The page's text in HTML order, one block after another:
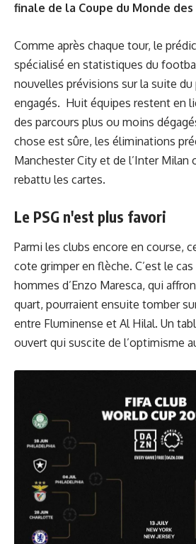
finale de la Coupe du Monde des
Comme après chaque tour, le
spécialisé en statistiques du
nouvelles prévisions sur la suite du
engagés. Huit équipes restent en
des parcours plus ou moins
chose est sûre, les éliminations
Manchester City et de l’Inter
rebattu les cartes.
Le PSG n'est plus favori
Parmi les clubs encore en course,
cote grimper en flèche. C’est le cas
hommes d’Enzo Maresca, qui
quart, pourraient ensuite tomber
entre Fluminense et Al Hilal. Un
ouvert qui suscite de l’optimisme